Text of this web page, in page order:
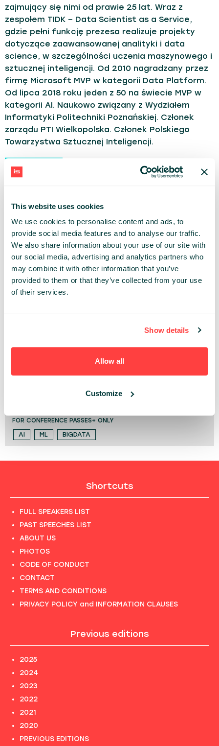
This website uses cookies
We use cookies to personalise content and ads, to
provide social media features and to analyse our traffic.
We also share information about your use of our site with
our social media, advertising and analytics partners who
may combine it with other information that you’ve
provided to them or that they’ve collected from your use
of their services.
Show details
Allow all
Customize
zajmujący się nimi od prawie 25 lat. Wraz z
zespołem TIDK – Data Scientist as a Service,
gdzie pełni funkcję prezesa realizuje projekty
dotyczące zaawansowanej analityki i data
science, w szczególności uczenia maszynowego i
sztucznej inteligencji. Od 2010 nagradzany przez
firmę Microsoft MVP w kategorii Data Platform.
Od lipca 2018 roku jeden z 50 na świecie MVP w
kategorii AI. Naukowo związany z Wydziałem
Informatyki Politechniki Poznańskiej. Członek
zarządu PTI Wielkopolska. Członek Polskiego
Towarzystwa Sztucznej Inteligencji.
PAST PRESENTATIONS
AI DLA PRZEMYSŁU NA PLATFORMIE AZURE
13:40 - 14:20, 9TH OF MAY (THURSDAY) 2019/
FOR CONFERENCE PASSES+ ONLY
AI CLOUD
13:30 - 17:00, 22ND OF MAY (TUESDAY) 2018/
SZTUCZNA INTELIGENCJA DLA KAŻDEGO, CZYLI
11:10 - 11:50, 22ND OF MAY (TUESDAY) 2018/ TECH
FOR CONFERENCE PASSES+ ONLY
AI ML BIGDATA
Shortcuts
FULL SPEAKERS LIST
PAST SPEECHES LIST
ABOUT US
PHOTOS
CODE OF CONDUCT
CONTACT
TERMS AND CONDITIONS
PRIVACY POLICY and INFORMATION CLAUSES
Previous editions
2025
2024
2023
2022
2021
2020
PREVIOUS EDITIONS